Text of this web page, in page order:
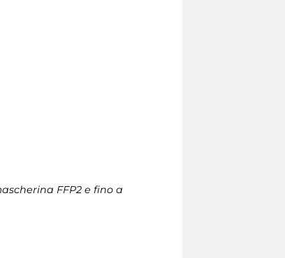
FFP2 e fino a